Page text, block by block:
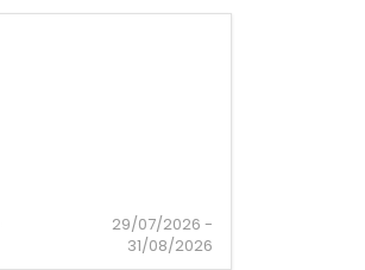
29/07/2026 -
31/08/2026